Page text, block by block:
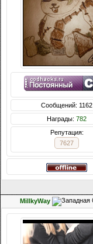
Сообщений: 1162
Награды: 782
Репутация:
7627
MillkyWay